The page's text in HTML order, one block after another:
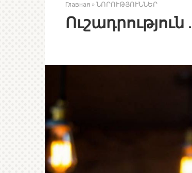
Главная » ՆՈՐՈՒԹՅՈՒՆՆԵՐ
Ուշադրություն